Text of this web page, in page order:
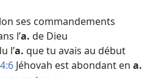
ses commandements
l’a. de Dieu
l’a. que tu avais au début
Jéhovah est abondant en a.